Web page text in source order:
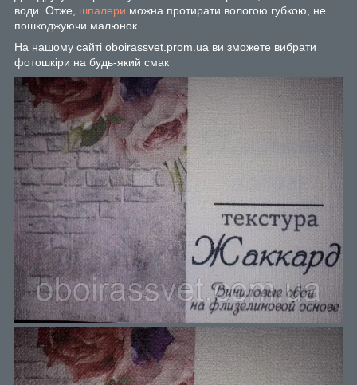
води. Отже, шпалери можна протирати вологою губкою, не
пошкоджуючи малюнок.
На нашому сайті oboirassvet.prom.ua ви зможете вибрати
фотошкіри на будь-який смак